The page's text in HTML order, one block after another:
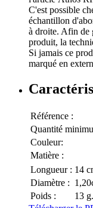
C'est possible
échantillon
à droite. Afin de
produit, la
Si jamais ce
marqué en
Référence :
Quantité
Couleur:
Matière :
Longueur : 14
Diamètre :
Poids :
13 g.